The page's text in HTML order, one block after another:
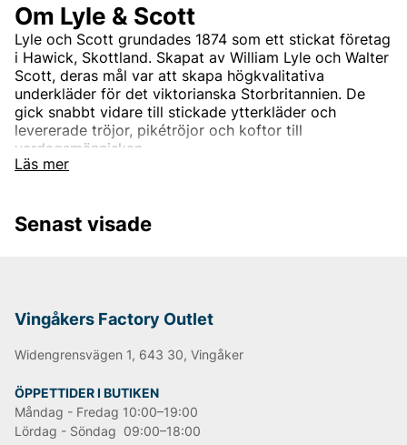
Läs mer
Om Lyle & Scott
Lyle och Scott grundades 1874 som ett stickat företag
i Hawick, Skottland. Skapat av William Lyle och Walter
Scott, deras mål var att skapa högkvalitativa
underkläder för det viktorianska Storbritannien. De
gick snabbt vidare till stickade ytterkläder och
levererade tröjor, pikétröjor och koftor till
vardagsmänniskan.
Oscar Jacobson
Senast visade
Vingåkers Factory Outlet
Widengrensvägen 1, 643 30, Vingåker
ÖPPETTIDER I BUTIKEN
Måndag - Fredag 10:00–19:00
Lördag - Söndag 09:00–18:00